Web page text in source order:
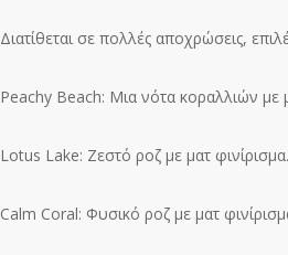
Διατίθεται σε πολλές αποχρώσεις,
Peachy Beach: Μια νότα κοραλλιών με
Lotus Lake: Ζεστό ροζ με ματ φινίρισμα.
Calm Coral: Φυσικό ροζ με ματ